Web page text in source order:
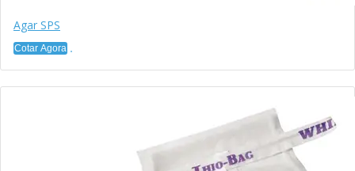
Agar SPS
Cotar Agora